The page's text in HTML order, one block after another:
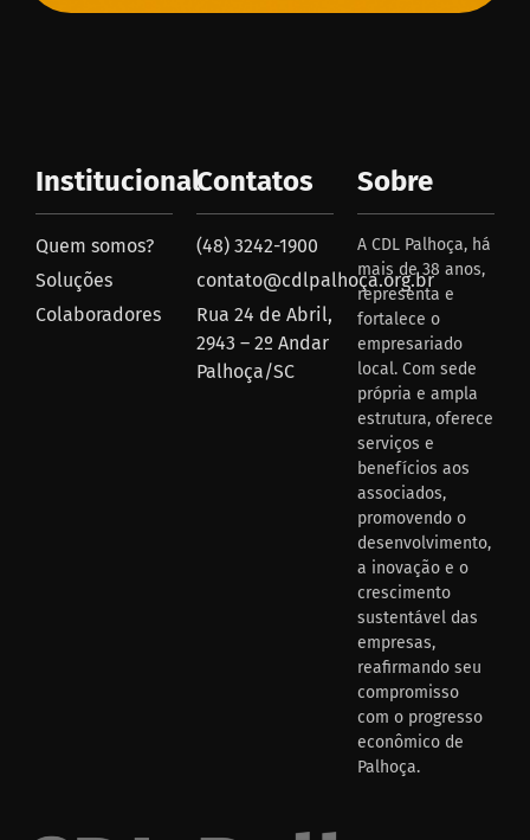
Institucional
Quem somos?
Soluções
Colaboradores
Contatos
(48) 3242-1900
contato@cdlpalhoça.org.br
Rua 24 de Abril,
2943 – 2º Andar
Palhoça/SC
Sobre
A CDL Palhoça, há
mais de 38 anos,
representa e
fortalece o
empresariado
local. Com sede
própria e ampla
estrutura, oferece
serviços e
benefícios aos
associados,
promovendo o
desenvolvimento,
a inovação e o
crescimento
sustentável das
empresas,
reafirmando seu
compromisso
com o progresso
econômico de
Palhoça.